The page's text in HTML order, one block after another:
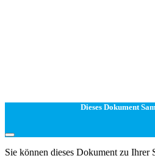
Dieses Dokument
Sie können dieses Dokument zu Ihrer